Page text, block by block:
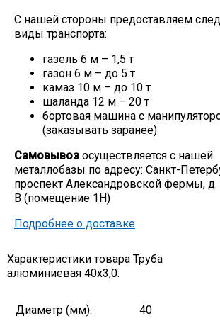
С нашей стороны предоставляем
виды транспорта:
газель 6 м – 1,5 т
газон 6 м – до 5 т
камаз 10 м – до 10 т
шаланда 12 м – 20 т
бортовая машина с
(заказывать заранее)
Самовывоз осуществляется с нашей
металлобазы по адресу: Санкт-
проспект Александровской фермы, д.
В (помещение 1Н)
Подробнее о доставке
Характеристики товара Труба
алюминиевая 40х3,0:
Диаметр (мм): 40